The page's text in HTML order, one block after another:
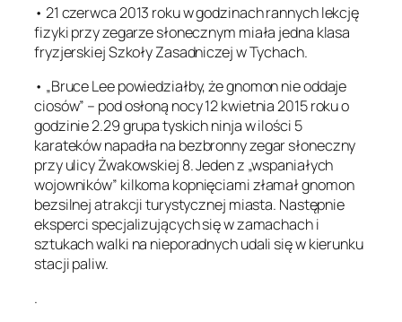
• 21 czerwca 2013 roku w godzinach rannych lekcję
fizyki przy zegarze słonecznym miała jedna klasa
fryzjerskiej Szkoły Zasadniczej w Tychach.
• „Bruce Lee powiedziałby, że gnomon nie oddaje
ciosów” – pod osłoną nocy 12 kwietnia 2015 roku o
godzinie 2.29 grupa tyskich ninja w ilości 5
karateków napadła na bezbronny zegar słoneczny
przy ulicy Żwakowskiej 8. Jeden z „wspaniałych
wojowników” kilkoma kopnięciami złamał gnomon
bezsilnej atrakcji turystycznej miasta. Następnie
eksperci specjalizujących się w zamachach i
sztukach walki na nieporadnych udali się w kierunku
stacji paliw.
.